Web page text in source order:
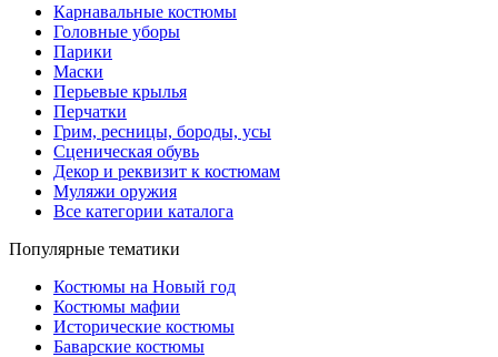
Карнавальные костюмы
Головные уборы
Парики
Маски
Перьевые крылья
Перчатки
Грим, ресницы, бороды, усы
Сценическая обувь
Декор и реквизит к костюмам
Муляжи оружия
Все категории каталога
Популярные тематики
Костюмы на Новый год
Костюмы мафии
Исторические костюмы
Баварские костюмы